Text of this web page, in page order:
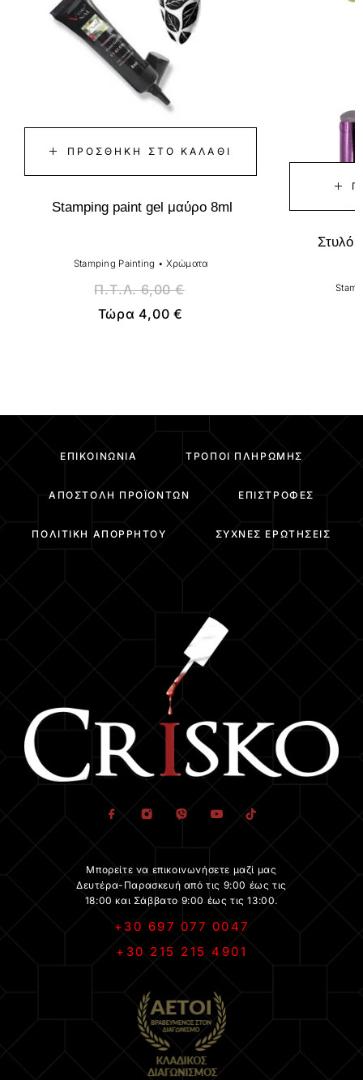
ΠΡΟΣΘΉΚΗ ΣΤΟ ΚΑΛΆΘΙ
Stamping paint gel μαύρο 8ml
Stamping Painting • Χρώματα
Π.Τ.Λ.6,00€
Τώρα 4,00€
Στυλό
ΕΠΙΚΟΙΝΩΝΊΑ ΤΡΌΠΟΙ ΠΛΗΡΩΜΉΣ
ΑΠΟΣΤΟΛΉ ΠΡΟΪΌΝΤΩΝ ΕΠΙΣΤΡΟΦΈΣ
ΠΟΛΙΤΙΚΉ ΑΠΟΡΡΉΤΟΥ ΣΥΧΝΈΣ ΕΡΩΤΉΣΕΙΣ
Μπορείτε να επικοινωνήσετε μαζί μας
Δευτέρα-Παρασκευή από τις 9:00 έως τις
18:00 και Σάββατο 9:00 έως τις 13:00.
+30 697 077 0047
+30 215 215 4901